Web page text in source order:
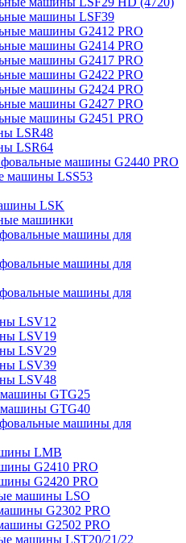
машины LSF39
машины G2412 PRO
машины G2414 PRO
машины G2417 PRO
машины G2422 PRO
машины G2424 PRO
машины G2427 PRO
машины G2451 PRO
LSR48
LSR64
машины G2440 PRO
машины LSS53
LSK
машинки
машины для
машины для
машины для
LSV12
LSV19
LSV29
LSV39
LSV48
машины GTG25
машины GTG40
машины для
LMB
G2410 PRO
G2420 PRO
машины LSO
G2302 PRO
G2502 PRO
машины LST20/21/22